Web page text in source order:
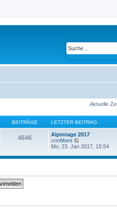
Aktuelle
BEITRÄGE LETZTER BEITRAG
4646
Alpintage 2017
vonMore
e
e
e
t
Mo, 23. Jan 2017, 15:54